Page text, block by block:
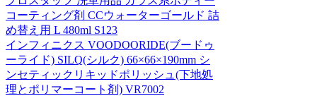
コーティング剤 CCウォーターゴールド 詰
め替え用 L 480ml S123
インフィニクス VOODOORIDE(ブードゥ
ーライド) SILQ(シルク) 66×66×190mm シ
ンセティックリキッドポリッシュ(下地処
理とポリマーコート剤) VR7002